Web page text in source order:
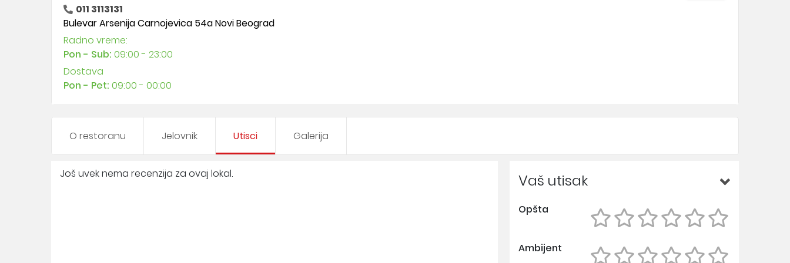
011 3113131
Bulevar Arsenija Carnojevica 54a Novi Beograd
Radno vreme:
Pon - Sub: 09:00 - 23:00
Dostava
Pon - Pet: 09:00 - 00:00
O restoranu Jelovnik Utisci Galerija
Još uvek nema recenzija za ovaj lokal. Vaš utisak
Opšta
Ambijent